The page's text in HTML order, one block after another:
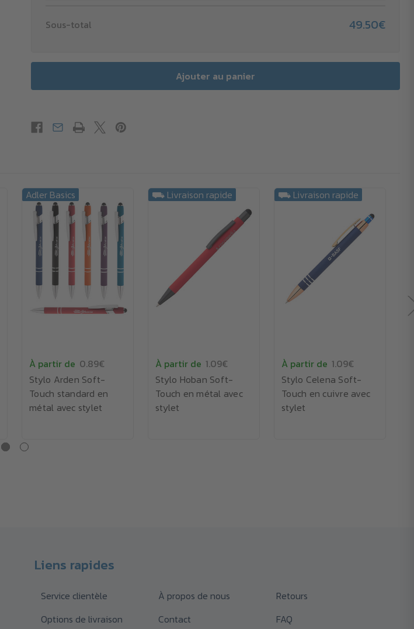
Sous-total 49.50€
Adler Basics
À partir de 0.89€
Stylo Arden Soft-
Touch standard en
métal avec stylet
⛟ Livraison rapide
À partir de 1.09€
Stylo Hoban Soft-
Touch en métal avec
stylet
⛟ Livraison rapide
À partir de 1.09€
Stylo Celena Soft-
Touch en cuivre avec
stylet
Liens rapides
Service clientèle À propos de nous
Retours
Options de livraison
Contact FAQ